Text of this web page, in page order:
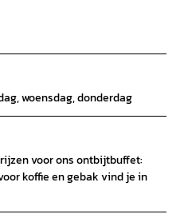
woensdag, donderdag
voor ons ontbijtbuffet:
koffie en gebak vind je in